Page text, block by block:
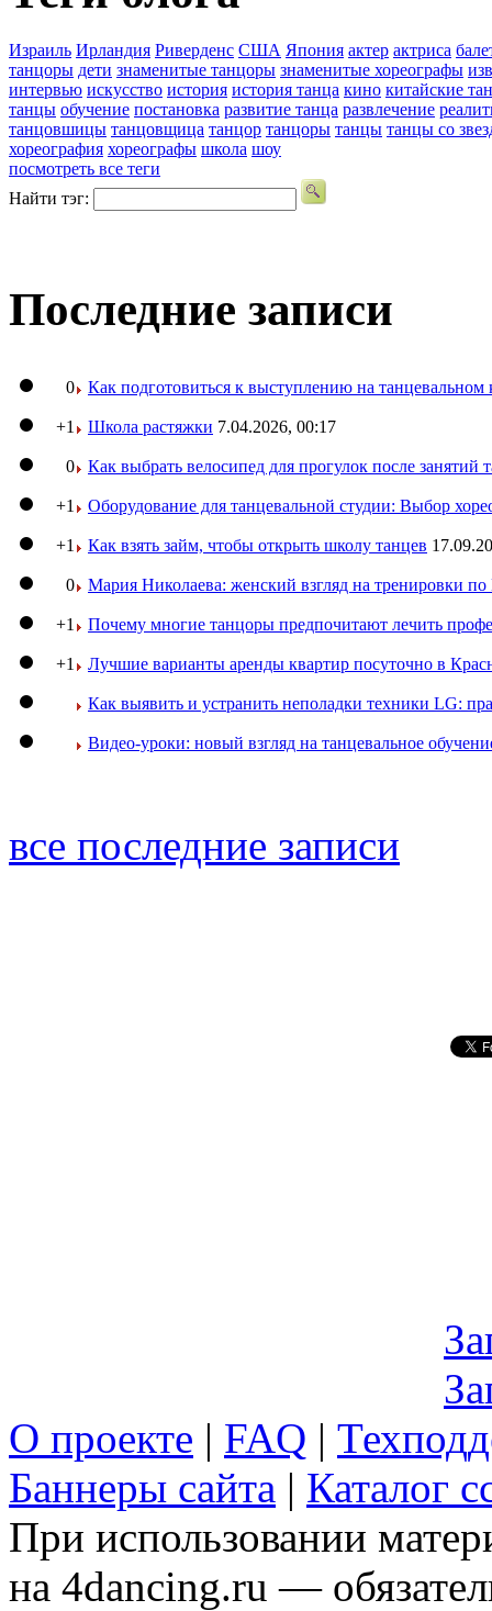
Израиль Ирландия Риверденс США Япония актер актриса
танцоры дети знаменитые танцоры знаменитые хореографы
интервью искусство история история танца кино китайские
танцы обучение постановка развитие танца развлечение
танцовшицы танцовщица танцор танцоры танцы танцы со
хореография хореографы школа шоу
посмотреть все теги
Найти тэг:
Последние записи
0 Как подготовиться к выступлению на танцевальном
+1 Школа растяжки 7.04.2026, 00:17
0 Как выбрать велосипед для прогулок после занятий
+1 Оборудование для танцевальной студии: Выбор
+1 Как взять займ, чтобы открыть школу танцев
0 Мария Николаева: женский взгляд на тренировки
+1 Почему многие танцоры предпочитают лечить
+1 Лучшие варианты аренды квартир посуточно в
Как выявить и устранить неполадки техники LG:
Видео-уроки: новый взгляд на танцевальное
все последние записи
О проекте | FAQ |
Баннеры сайта | Каталог
При использовании
на 4dancing.ru —